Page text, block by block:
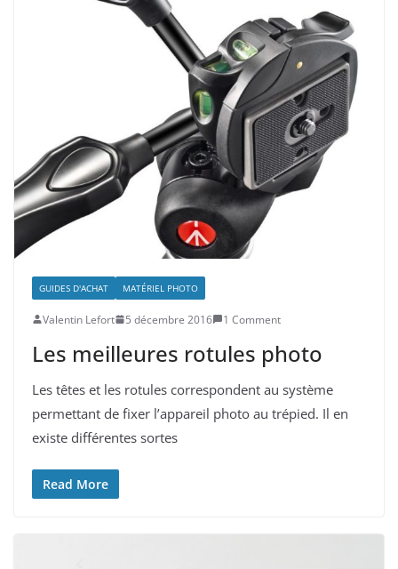
GUIDES D'ACHAT MATÉRIEL PHOTO
Valentin Lefort 5 décembre 2016 1 Comment
Les meilleures rotules photo
Les têtes et les rotules correspondent au système
permettant de fixer l’appareil photo au trépied. Il en
existe différentes sortes
Read More